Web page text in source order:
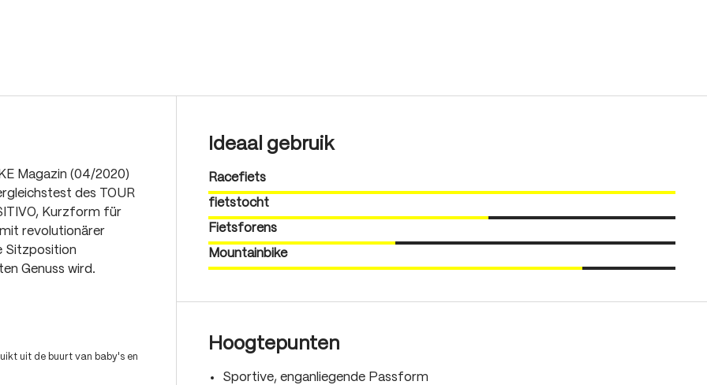
Magazin (04/2020)
des TOUR
Kurzform für
revolutionärer
Sitzposition
Genuss wird.
uit de buurt van baby's en
Ideaal gebruik
Racefiets
fietstocht
Fietsforens
Mountainbike
Hoogtepunten
Sportive, enganliegende Passform